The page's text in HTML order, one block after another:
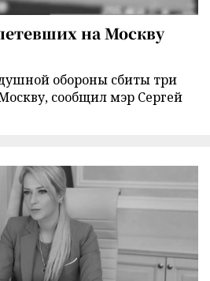
на Москву
обороны сбиты три
сообщил мэр Сергей